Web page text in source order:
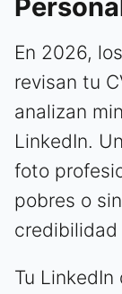
En 2026,
revisan tu
analizan
LinkedIn.
foto
pobres o
Tu